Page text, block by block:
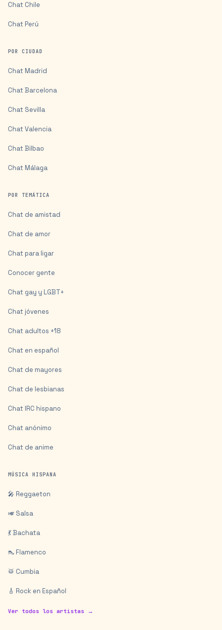
Chat Chile
Chat Perú
POR CIUDAD
Chat Madrid
Chat Barcelona
Chat Sevilla
Chat Valencia
Chat Bilbao
Chat Málaga
POR TEMÁTICA
Chat de amistad
Chat de amor
Chat para ligar
Conocer gente
Chat gay y LGBT+
Chat jóvenes
Chat adultos +18
Chat en español
Chat de mayores
Chat de lesbianas
Chat IRC hispano
Chat anónimo
Chat de anime
MÚSICA HISPANA
🎤 Reggaeton
🎺 Salsa
💃 Bachata
👠 Flamenco
🥁 Cumbia
🎸 Rock en Español
Ver todos los artistas →